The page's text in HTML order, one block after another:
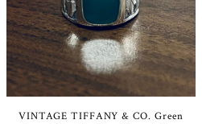
VINTAGE TIFFANY & CO. Green